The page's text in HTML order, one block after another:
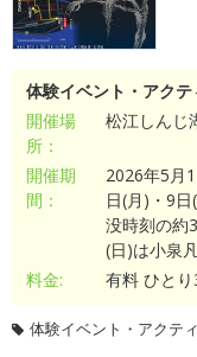
体験イベント・アク
開催場
所：
松江しんじ
開催期
間：
2026年5月
日(月)・9
没時刻の
(日)は小泉
料金:
有料 ひと
体験イベント・アクテ